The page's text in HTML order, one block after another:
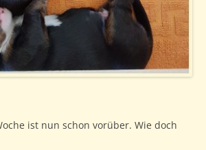
ist nun schon vorüber. Wie doch